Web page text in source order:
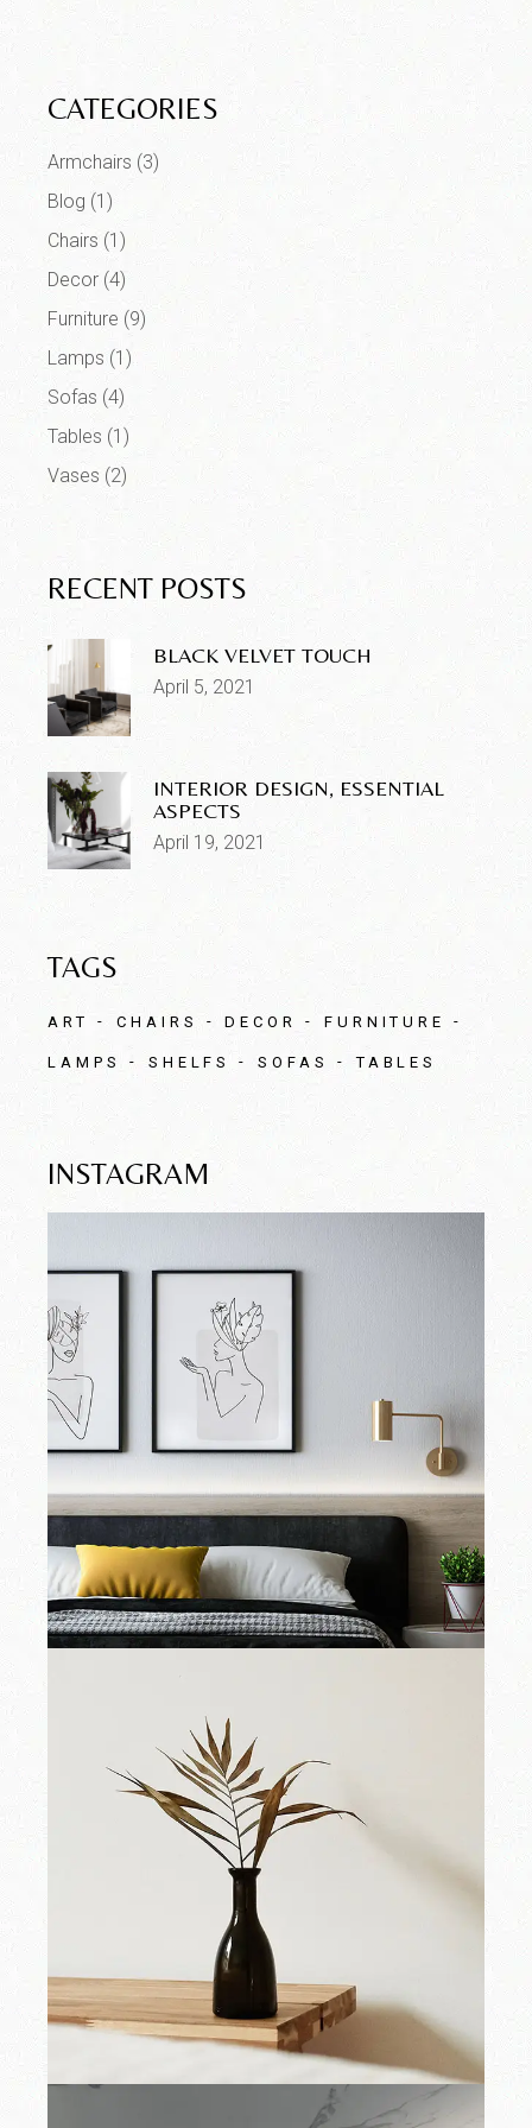
CATEGORIES
Armchairs (3)
Blog (1)
Chairs (1)
Decor (4)
Furniture (9)
Lamps (1)
Sofas (4)
Tables (1)
Vases (2)
RECENT POSTS
BLACK VELVET TOUCH
April 5, 2021
INTERIOR DESIGN, ESSENTIAL
ASPECTS
April 19, 2021
TAGS
ART CHAIRS DECOR FURNITURE
LAMPS SHELFS SOFAS TABLES
INSTAGRAM